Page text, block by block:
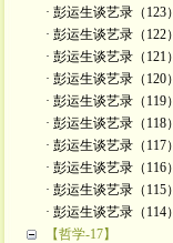
· 彭运生谈艺录（123）
· 彭运生谈艺录（122）
· 彭运生谈艺录（121）
· 彭运生谈艺录（120）
· 彭运生谈艺录（119）
· 彭运生谈艺录（118）
· 彭运生谈艺录（117）
· 彭运生谈艺录（116）
· 彭运生谈艺录（115）
· 彭运生谈艺录（114）
【哲学-17】